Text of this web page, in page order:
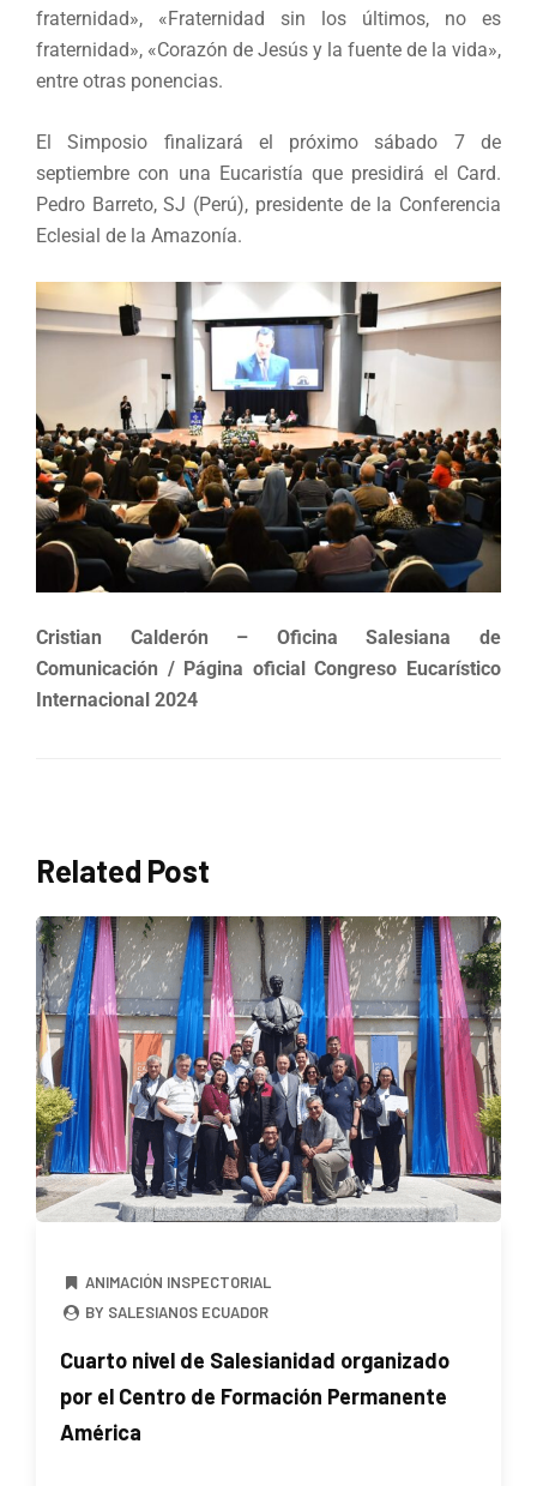
fraternidad», «Fraternidad sin los últimos, no es
fraternidad», «Corazón de Jesús y la fuente de la vida»,
entre otras ponencias.
El Simposio finalizará el próximo sábado 7 de
septiembre con una Eucaristía que presidirá el Card.
Pedro Barreto, SJ (Perú), presidente de la Conferencia
Eclesial de la Amazonía.
Cristian Calderón – Oficina Salesiana de
Comunicación / Página oficial Congreso Eucarístico
Internacional 2024
Related Post
ANIMACIÓN INSPECTORIAL
BY SALESIANOS ECUADOR
Cuarto nivel de Salesianidad organizado
por el Centro de Formación Permanente
América